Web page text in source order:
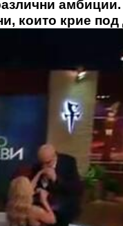
които крие под